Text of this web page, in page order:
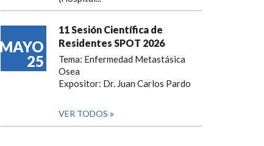
MAYO
25
11 Sesión Científica de
Residentes SPOT 2026
Tema: Enfermedad Metastásica
Osea
Expositor: Dr. Juan Carlos Pardo
VER TODOS